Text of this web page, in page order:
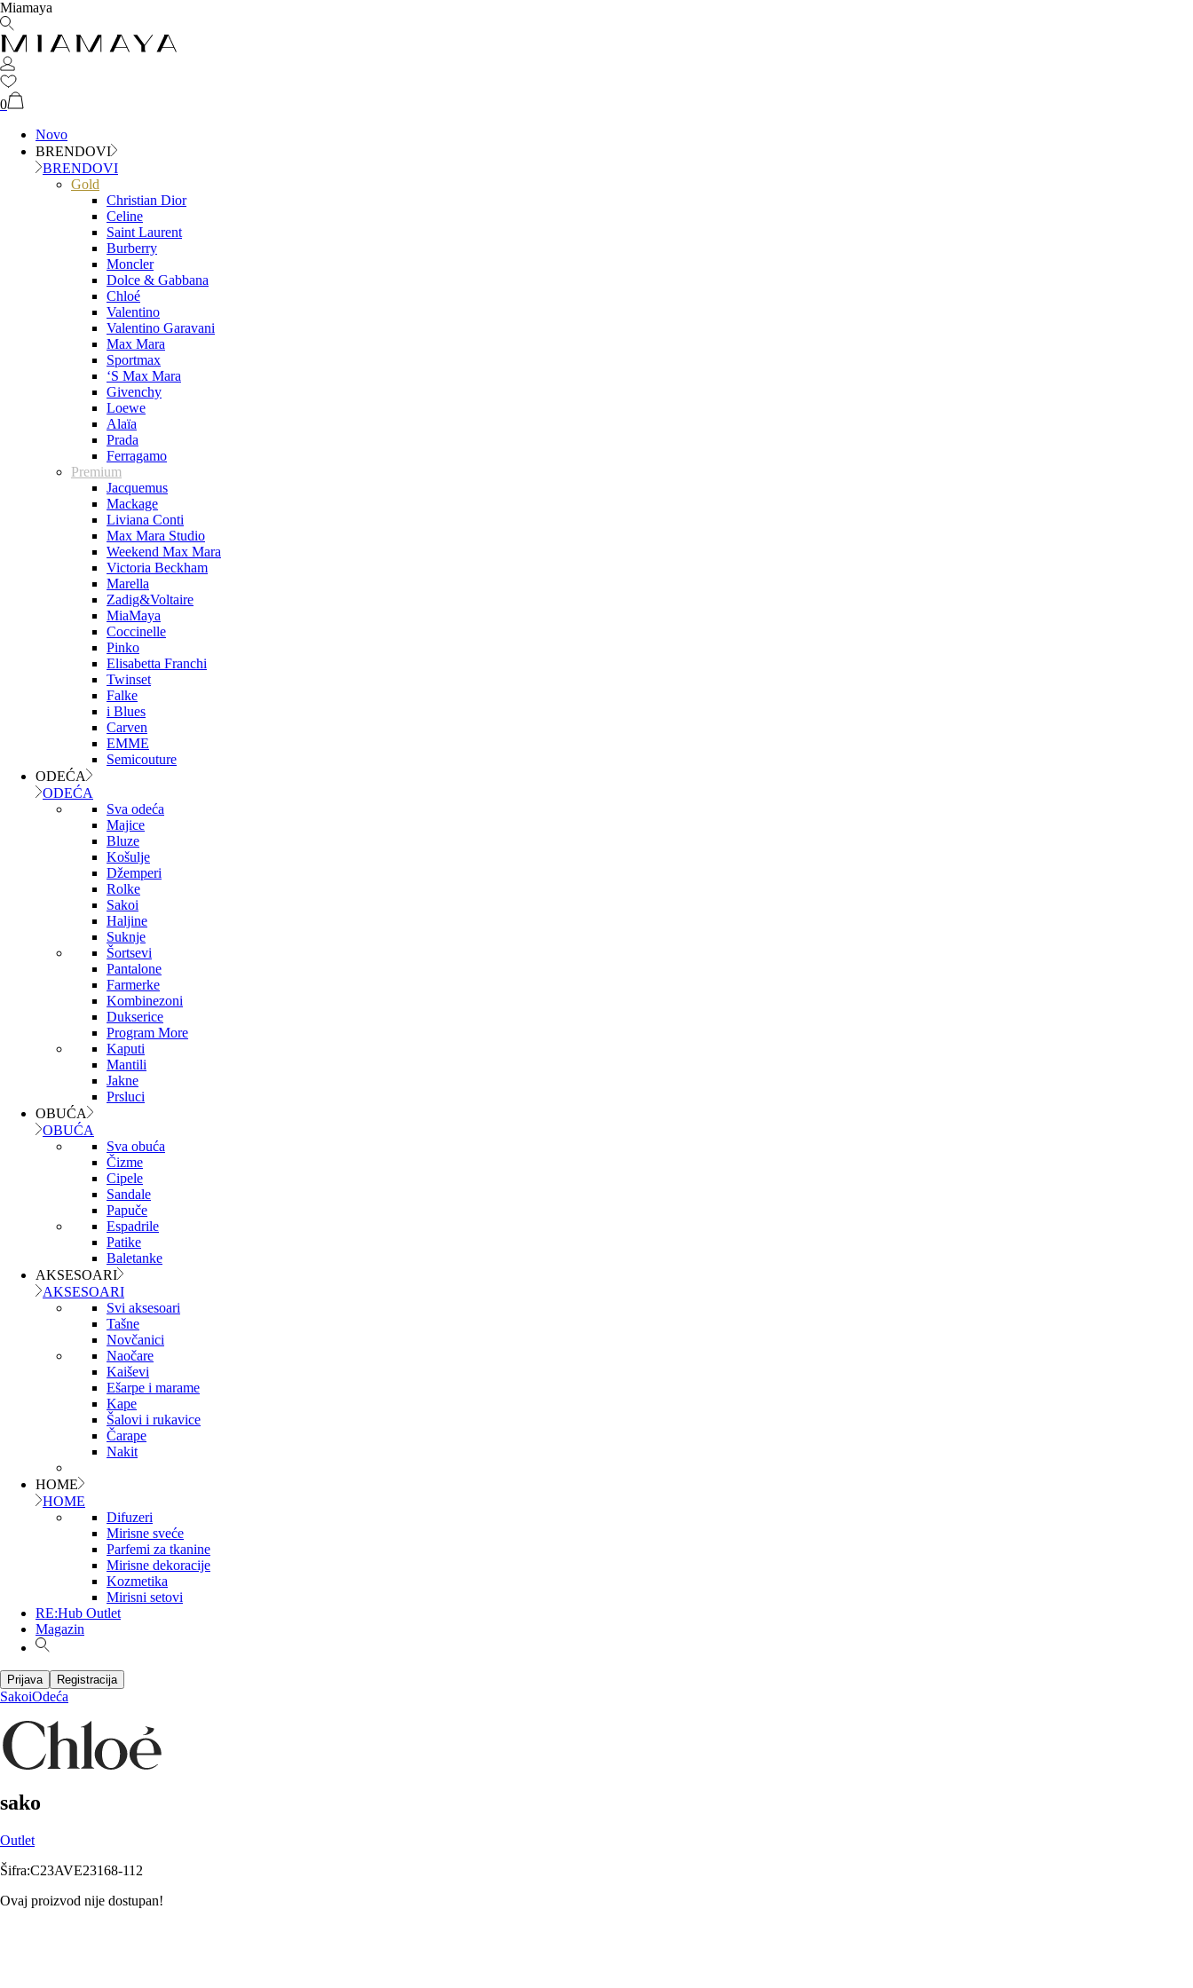
Miamaya
0
Novo
BRENDOVI
BRENDOVI
Gold
Christian Dior
Celine
Saint Laurent
Burberry
Moncler
Dolce & Gabbana
Chloé
Valentino
Valentino Garavani
Max Mara
Sportmax
‘S Max Mara
Givenchy
Loewe
Alaïa
Prada
Ferragamo
Premium
Jacquemus
Mackage
Liviana Conti
Max Mara Studio
Weekend Max Mara
Victoria Beckham
Marella
Zadig&Voltaire
MiaMaya
Coccinelle
Pinko
Elisabetta Franchi
Twinset
Falke
i Blues
Carven
EMME
Semicouture
ODEĆA
ODEĆA
Sva odeća
Majice
Bluze
Košulje
Džemperi
Rolke
Sakoi
Haljine
Suknje
Šortsevi
Pantalone
Farmerke
Kombinezoni
Dukserice
Program More
Kaputi
Mantili
Jakne
Prsluci
OBUĆA
OBUĆA
Sva obuća
Čizme
Cipele
Sandale
Papuče
Espadrile
Patike
Baletanke
AKSESOARI
AKSESOARI
Svi aksesoari
Tašne
Novčanici
Naočare
Kaiševi
Ešarpe i marame
Kape
Šalovi i rukavice
Čarape
Nakit
HOME
HOME
Difuzeri
Mirisne sveće
Parfemi za tkanine
Mirisne dekoracije
Kozmetika
Mirisni setovi
RE:Hub Outlet
Magazin
Prijava Registracija
SakoiOdeća
sako
Outlet
Šifra:C23AVE23168-112
Ovaj proizvod nije dostupan!